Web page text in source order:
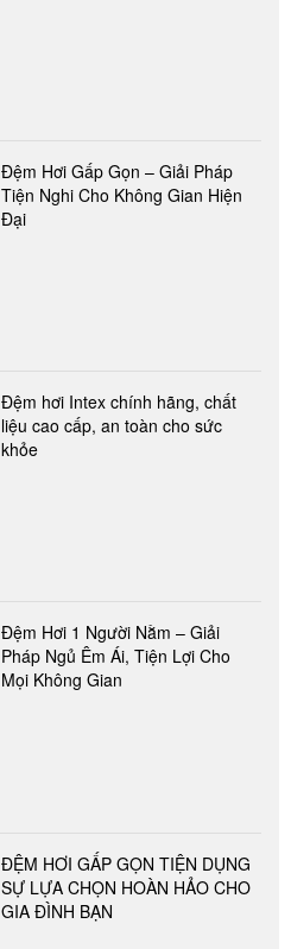
Đệm Hơi Gấp Gọn – Giải Pháp
Tiện Nghi Cho Không Gian Hiện
Đại
Đệm hơi Intex chính hãng, chất
liệu cao cấp, an toàn cho sức
khỏe
Đệm Hơi 1 Người Nằm – Giải
Pháp Ngủ Êm Ái, Tiện Lợi Cho
Mọi Không Gian
ĐỆM HƠI GẤP GỌN TIỆN DỤNG
SỰ LỰA CHỌN HOÀN HẢO CHO
GIA ĐÌNH BẠN